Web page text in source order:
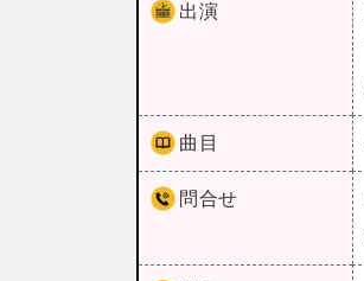
出演
曲目
問合せ